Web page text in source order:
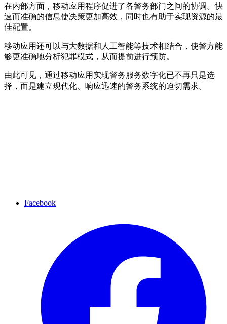
在内部方面，移动应用程序促进了各警务部门之间的协调。快
速而准确的信息使决策更加高效，同时也有助于实现资源的最
佳配置。
移动应用还可以与大数据和人工智能等技术相结合，使警方能
够更准确地分析犯罪模式，从而提前进行预防。
由此可见，通过移动应用实现警务服务数字化已不再只是选
择，而是建立现代化、响应迅速的警务系统的迫切需求。
Facebook